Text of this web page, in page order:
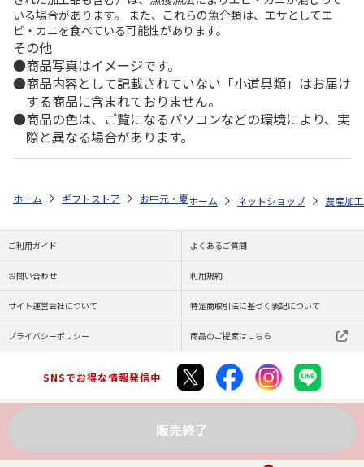
いる場合があります。 また、これらの魚介類は、エサとしてエ
ビ・カニを食べている可能性があります。
その他
商品写真はイメージです。
商品内容として記載されていない「小道具類」はお届け
する商品に含まれておりません。
商品の色は、ご覧になるパソコンなどの環境により、実
際と異なる場合があります。
販売終了
ホーム ギフトストア お中元・夏ギフト特集 2026 ゆうゆうギフト
ホーム ネットショップ 農産加
ご利用ガイド よくあるご質問
お問い合わせ 利用規約
サイト運営会社について 特定商取引法に基づく表記について
プライバシーポリシー 商品のご提案はこちら
SNSでお得な情報発信中